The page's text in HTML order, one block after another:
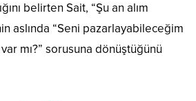
belirten Sait, “Şu an alım
aslında “Seni pazarlayabileceğim
mı?” sorusuna dönüştüğünü